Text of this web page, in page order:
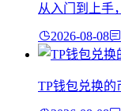
从入门到上手
2026-08-08
TP钱包兑换的